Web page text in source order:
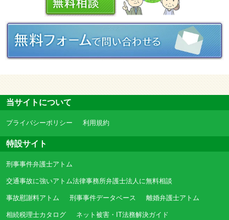
当サイトについて
プライバシーポリシー 利用規約
特設サイト
刑事事件弁護士アトム
交通事故に強いアトム法律事務所弁護士法人に無料相談
事故慰謝料アトム 刑事事件データベース 離婚弁護士アトム
相続税理士カタログ ネット被害・IT法務解決ガイド